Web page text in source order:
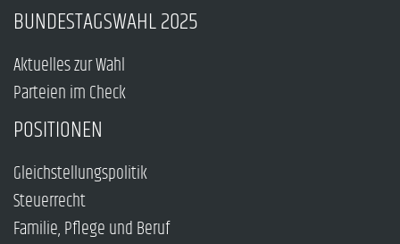
BUNDESTAGSWAHL 2025
Aktuelles zur Wahl
Parteien im Check
POSITIONEN
Gleichstellungspolitik
Steuerrecht
Familie, Pflege und Beruf